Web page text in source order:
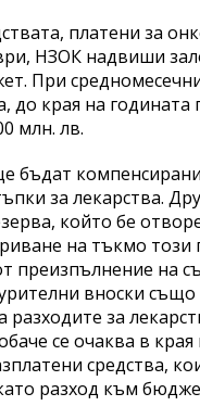
платени за
НЗОК надвиши
При
до края на
млн. лв.
бъдат
за лекарства.
който бе
на тъкмо този
преизпълнение на
вноски
разходите за
се очаква в
средства,
разход към